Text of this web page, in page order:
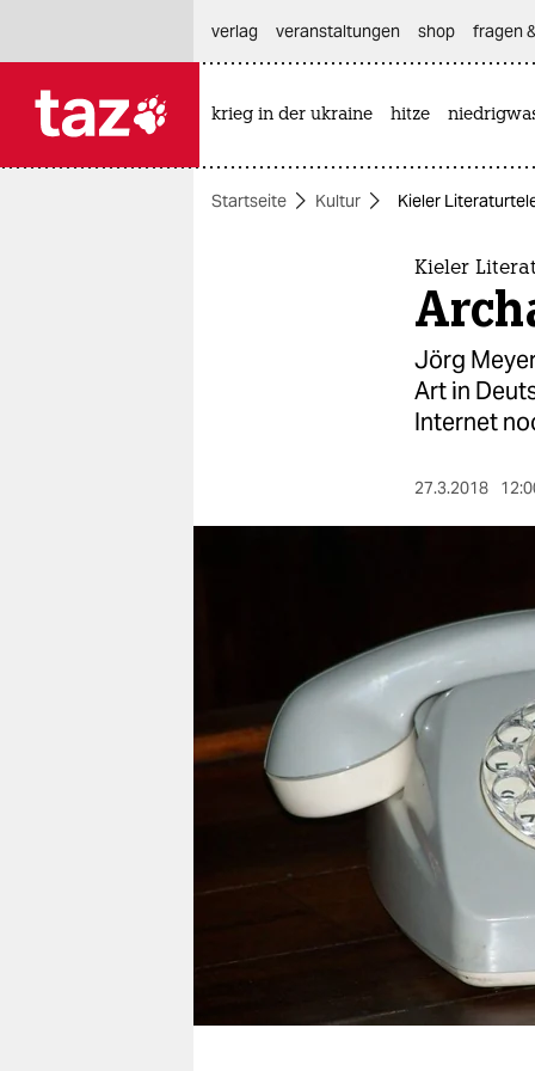
themen
verlag
veranstaltungen
fragen & hilfe
genossenschaft
verlag
veranstaltungen shop fragen
krieg in der ukraine hitze
Startseite Kultur Kieler
Kieler
Jörg
Art in
Internet
27.3.2018